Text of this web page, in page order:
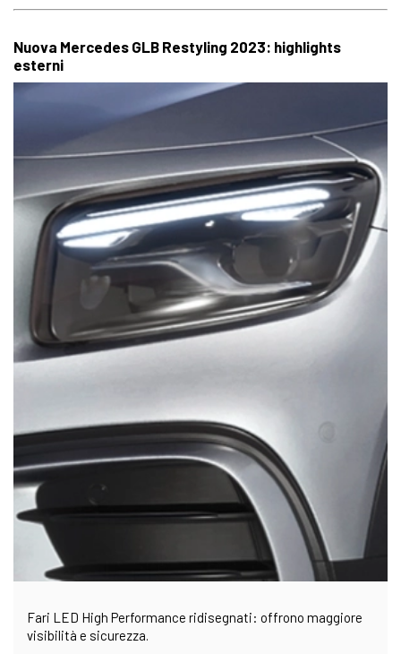
Nuova Mercedes GLB Restyling 2023: highlights
esterni
Fari LED High Performance ridisegnati: offrono maggiore
visibilità e sicurezza.